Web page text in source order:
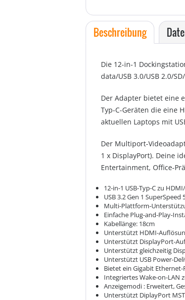
Beschreibung
Die 12-in-1
data/USB 3.0/USB 2.0/
Der Adapter bietet eine
Typ-C-Geräten die eine
aktuellen Laptops mit
Der Multiport-
1 x DisplayPort). Deine
Entertainment, Office-
12-in-1 USB-Typ-C zu
USB 3.2 Gen 1 SuperSpeed
Multi-Plattform-
Einfache Plug-and-Play-
Kabellänge: 18cm
Unterstützt HDMI-
Unterstützt DisplayPort-
Unterstützt gleichzeitig
Unterstützt USB Power-
Bietet ein Gigabit
Integriertes Wake-on-LAN
Anzeigemodi : Erweitert,
Unterstützt DiplayPort